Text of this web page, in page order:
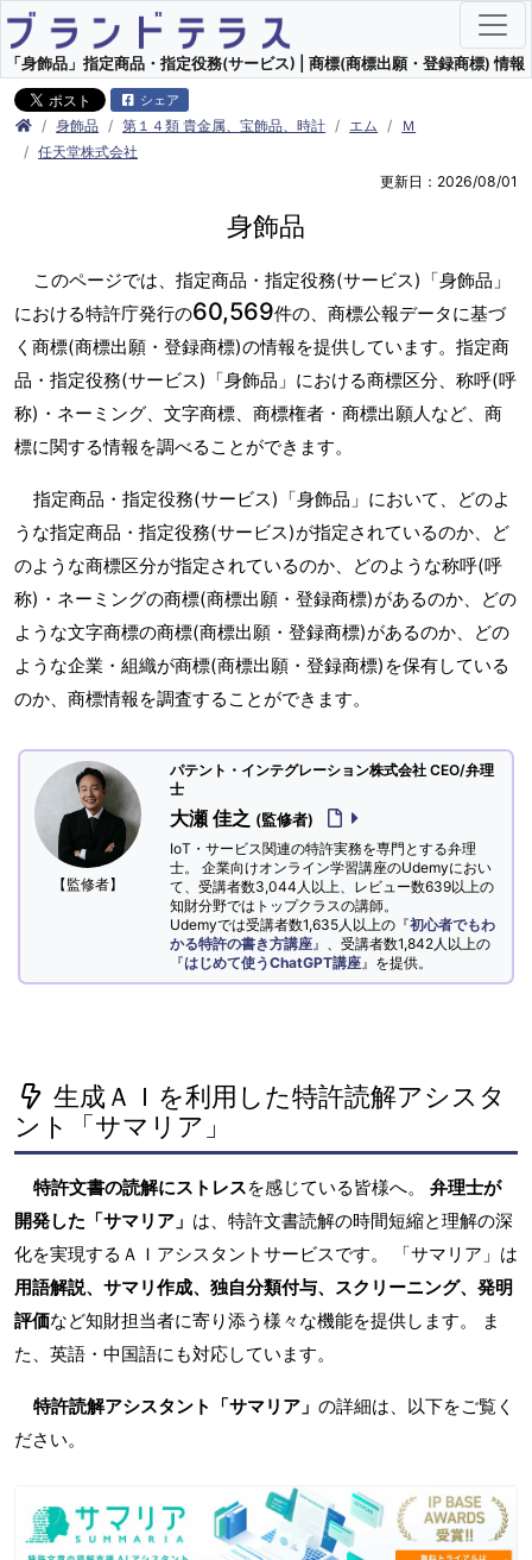
「身飾品」指定商品・指定役務(サービス) | 商標(商標出願・登録商標) 情報
シェア
身飾品 第１４類 貴金属、宝飾品、時計 エム
Ｍ
任天堂株式会社
更新日：2026/08/01
身飾品
このページでは、指定商品・指定役務(サービス)「身飾品」
における特許庁発行の60,569件の、商標公報データに基づ
く商標(商標出願・登録商標)の情報を提供しています。指定商
品・指定役務(サービス)「身飾品」における商標区分、称呼(呼
称)・ネーミング、文字商標、商標権者・商標出願人など、商
標に関する情報を調べることができます。
指定商品・指定役務(サービス)「身飾品」において、どのよ
うな指定商品・指定役務(サービス)が指定されているのか、ど
のような商標区分が指定されているのか、どのような称呼(呼
称)・ネーミングの商標(商標出願・登録商標)があるのか、どの
ような文字商標の商標(商標出願・登録商標)があるのか、どの
ような企業・組織が商標(商標出願・登録商標)を保有している
のか、商標情報を調査することができます。
【監修者】
パテント・インテグレーション株式会社 CEO/弁理
士
大瀬 佳之 (監修者)
IoT・サービス関連の特許実務を専門とする弁理
士。 企業向けオンライン学習講座のUdemyにおい
て、受講者数3,044人以上、レビュー数639以上の
知財分野ではトップクラスの講師。
Udemyでは受講者数1,635人以上の『初心者でもわ
かる特許の書き方講座 』、受講者数1,842人以上の
『はじめて使うChatGPT講座 』を提供。
生成ＡＩを利用した特許読解アシスタ
ント「サマリア」
特許文書の読解にストレスを感じている皆様へ。 弁理士が
開発した「サマリア」 は、特許文書読解の時間短縮と理解の深
化を実現するＡＩアシスタントサービスです。 「サマリア」は
用語解説、サマリ作成、独自分類付与、スクリーニング、発明
評価など知財担当者に寄り添う様々な機能を提供します。 ま
た、英語・中国語にも対応しています。
特許読解アシスタント「サマリア」 の詳細は、以下をご覧く
ださい。